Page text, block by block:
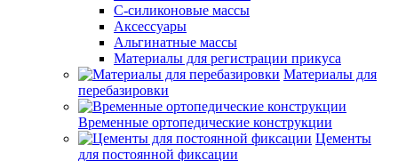
С-силиконовые массы
Аксессуары
Альгинатные массы
Материалы для регистрации прикуса
Материалы для
перебазировки
Временные ортопедические конструкции
Цементы
для постоянной фиксации